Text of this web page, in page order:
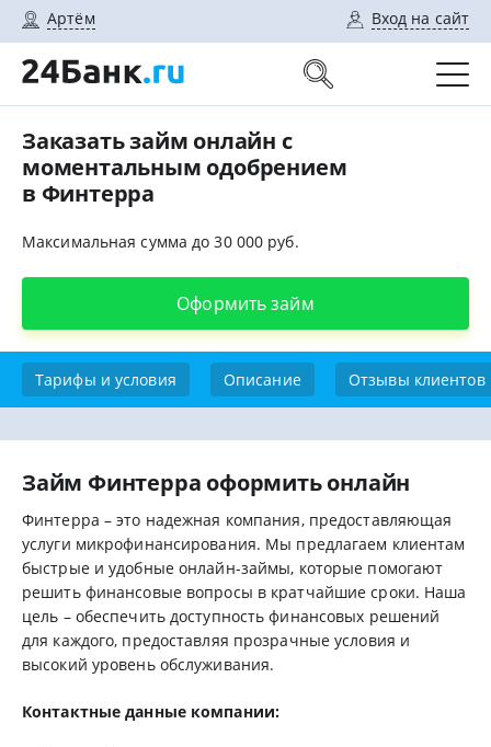
Артём Вход на сайт
Заказать займ онлайн с
моментальным одобрением
в Финтерра
Максимальная сумма до 30 000 руб.
Оформить займ
Тарифы и условия Описание Отзывы клиентов
Займ Финтерра оформить онлайн
Финтерра – это надежная компания, предоставляющая
услуги микрофинансирования. Мы предлагаем клиентам
быстрые и удобные онлайн-займы, которые помогают
решить финансовые вопросы в кратчайшие сроки. Наша
цель – обеспечить доступность финансовых решений
для каждого, предоставляя прозрачные условия и
высокий уровень обслуживания.
Контактные данные компании: